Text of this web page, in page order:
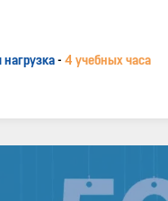
нагрузка- 4 учебных часа